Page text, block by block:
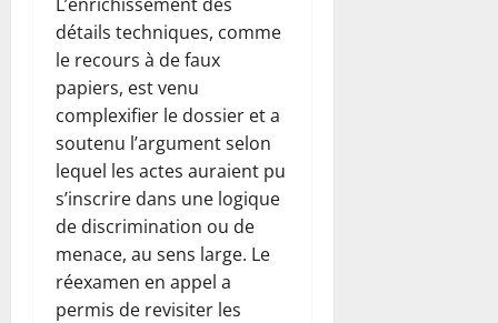
détails techniques, comme
le recours à de faux
papiers, est venu
complexifier le dossier et a
soutenu l’argument selon
lequel les actes auraient pu
s’inscrire dans une logique
de discrimination ou de
menace, au sens large. Le
réexamen en appel a
permis de revisiter les